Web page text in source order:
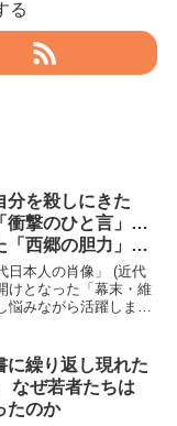
る
分を殺しにきた
衝撃のひと言」…
「西郷の胆力」の
日本人の肖像」 (近代
けとなった「幕末・維
悩みながら活躍しまし
に繰り返し現れた
なぜ若者たちは
たのか